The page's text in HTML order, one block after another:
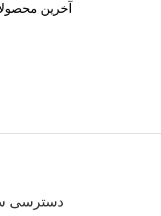
آخرین
دسترسی